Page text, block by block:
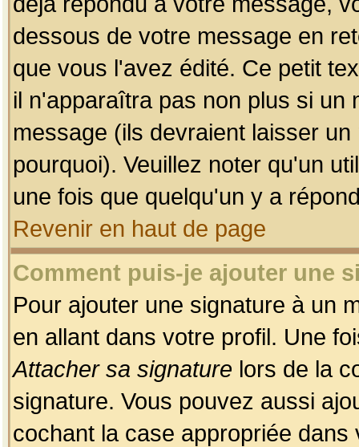
dessous de votre message en
que vous l'avez édité. Ce petit
il n'apparaîtra pas non plus si un
message (ils devraient laisser
pourquoi). Veuillez noter qu'un
une fois que quelqu'un y a
Revenir en haut de page
Comment puis-je ajouter une
Pour ajouter une signature à un
en allant dans votre profil. Une
Attacher sa signature lors de la
signature. Vous pouvez aussi
cochant la case appropriée